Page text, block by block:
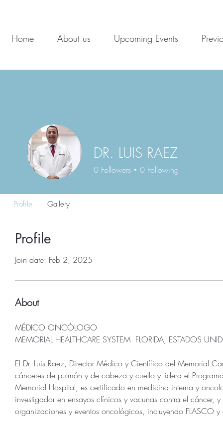
Home About us Upcoming Events
Profile
Join date: Feb 2, 2025
About
MÉDICO ONCÓLOGO
MEMORIAL HEALTHCARE SYSTEM  FLORIDA, ESTADOS
El Dr. Luis Raez, Director Médico y Científico del Memorial
cánceres de pulmón y de cabeza y cuello y lidera el
Memorial Hospital, es certificado en medicina interna y
investigador en ensayos clínicos y vacunas contra el cáncer,
organizaciones y eventos oncológicos, incluyendo FLASCO
DR. LUIS RAEZ
0 Followers 0 Following
Profile Gallery